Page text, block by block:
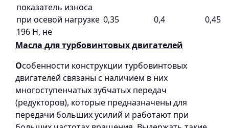
показатель износа
при осевой нагрузке
196 Н, не
0,35 0,4 0,45
Масла для турбовинтовых двигателей
Особенности конструкции турбовинтовых
двигателей связаны с наличием в них
многоступенчатых зубчатых передач
(редукторов), которые предназначены для
передачи больших усилий и работают при